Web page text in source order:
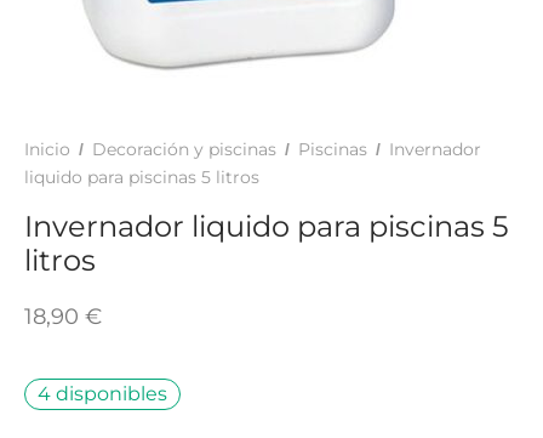
Inicio / Decoración y piscinas / Piscinas / Invernador
liquido para piscinas 5 litros
Invernador liquido para piscinas 5
litros
18,90 €
4 disponibles
ADHESIVOS Y COLAS
Y SUELOS